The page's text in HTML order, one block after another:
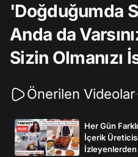
'Doğduğumda
Anda da
Sizin Olmanızı
Önerilen Videolar
Her Gün
İçerik
İzleyenlerden